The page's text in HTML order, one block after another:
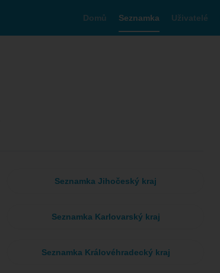
Domů Seznamka Uživatelé
Seznamka Jihočeský kraj
Seznamka Karlovarský kraj
Seznamka Královéhradecký kraj